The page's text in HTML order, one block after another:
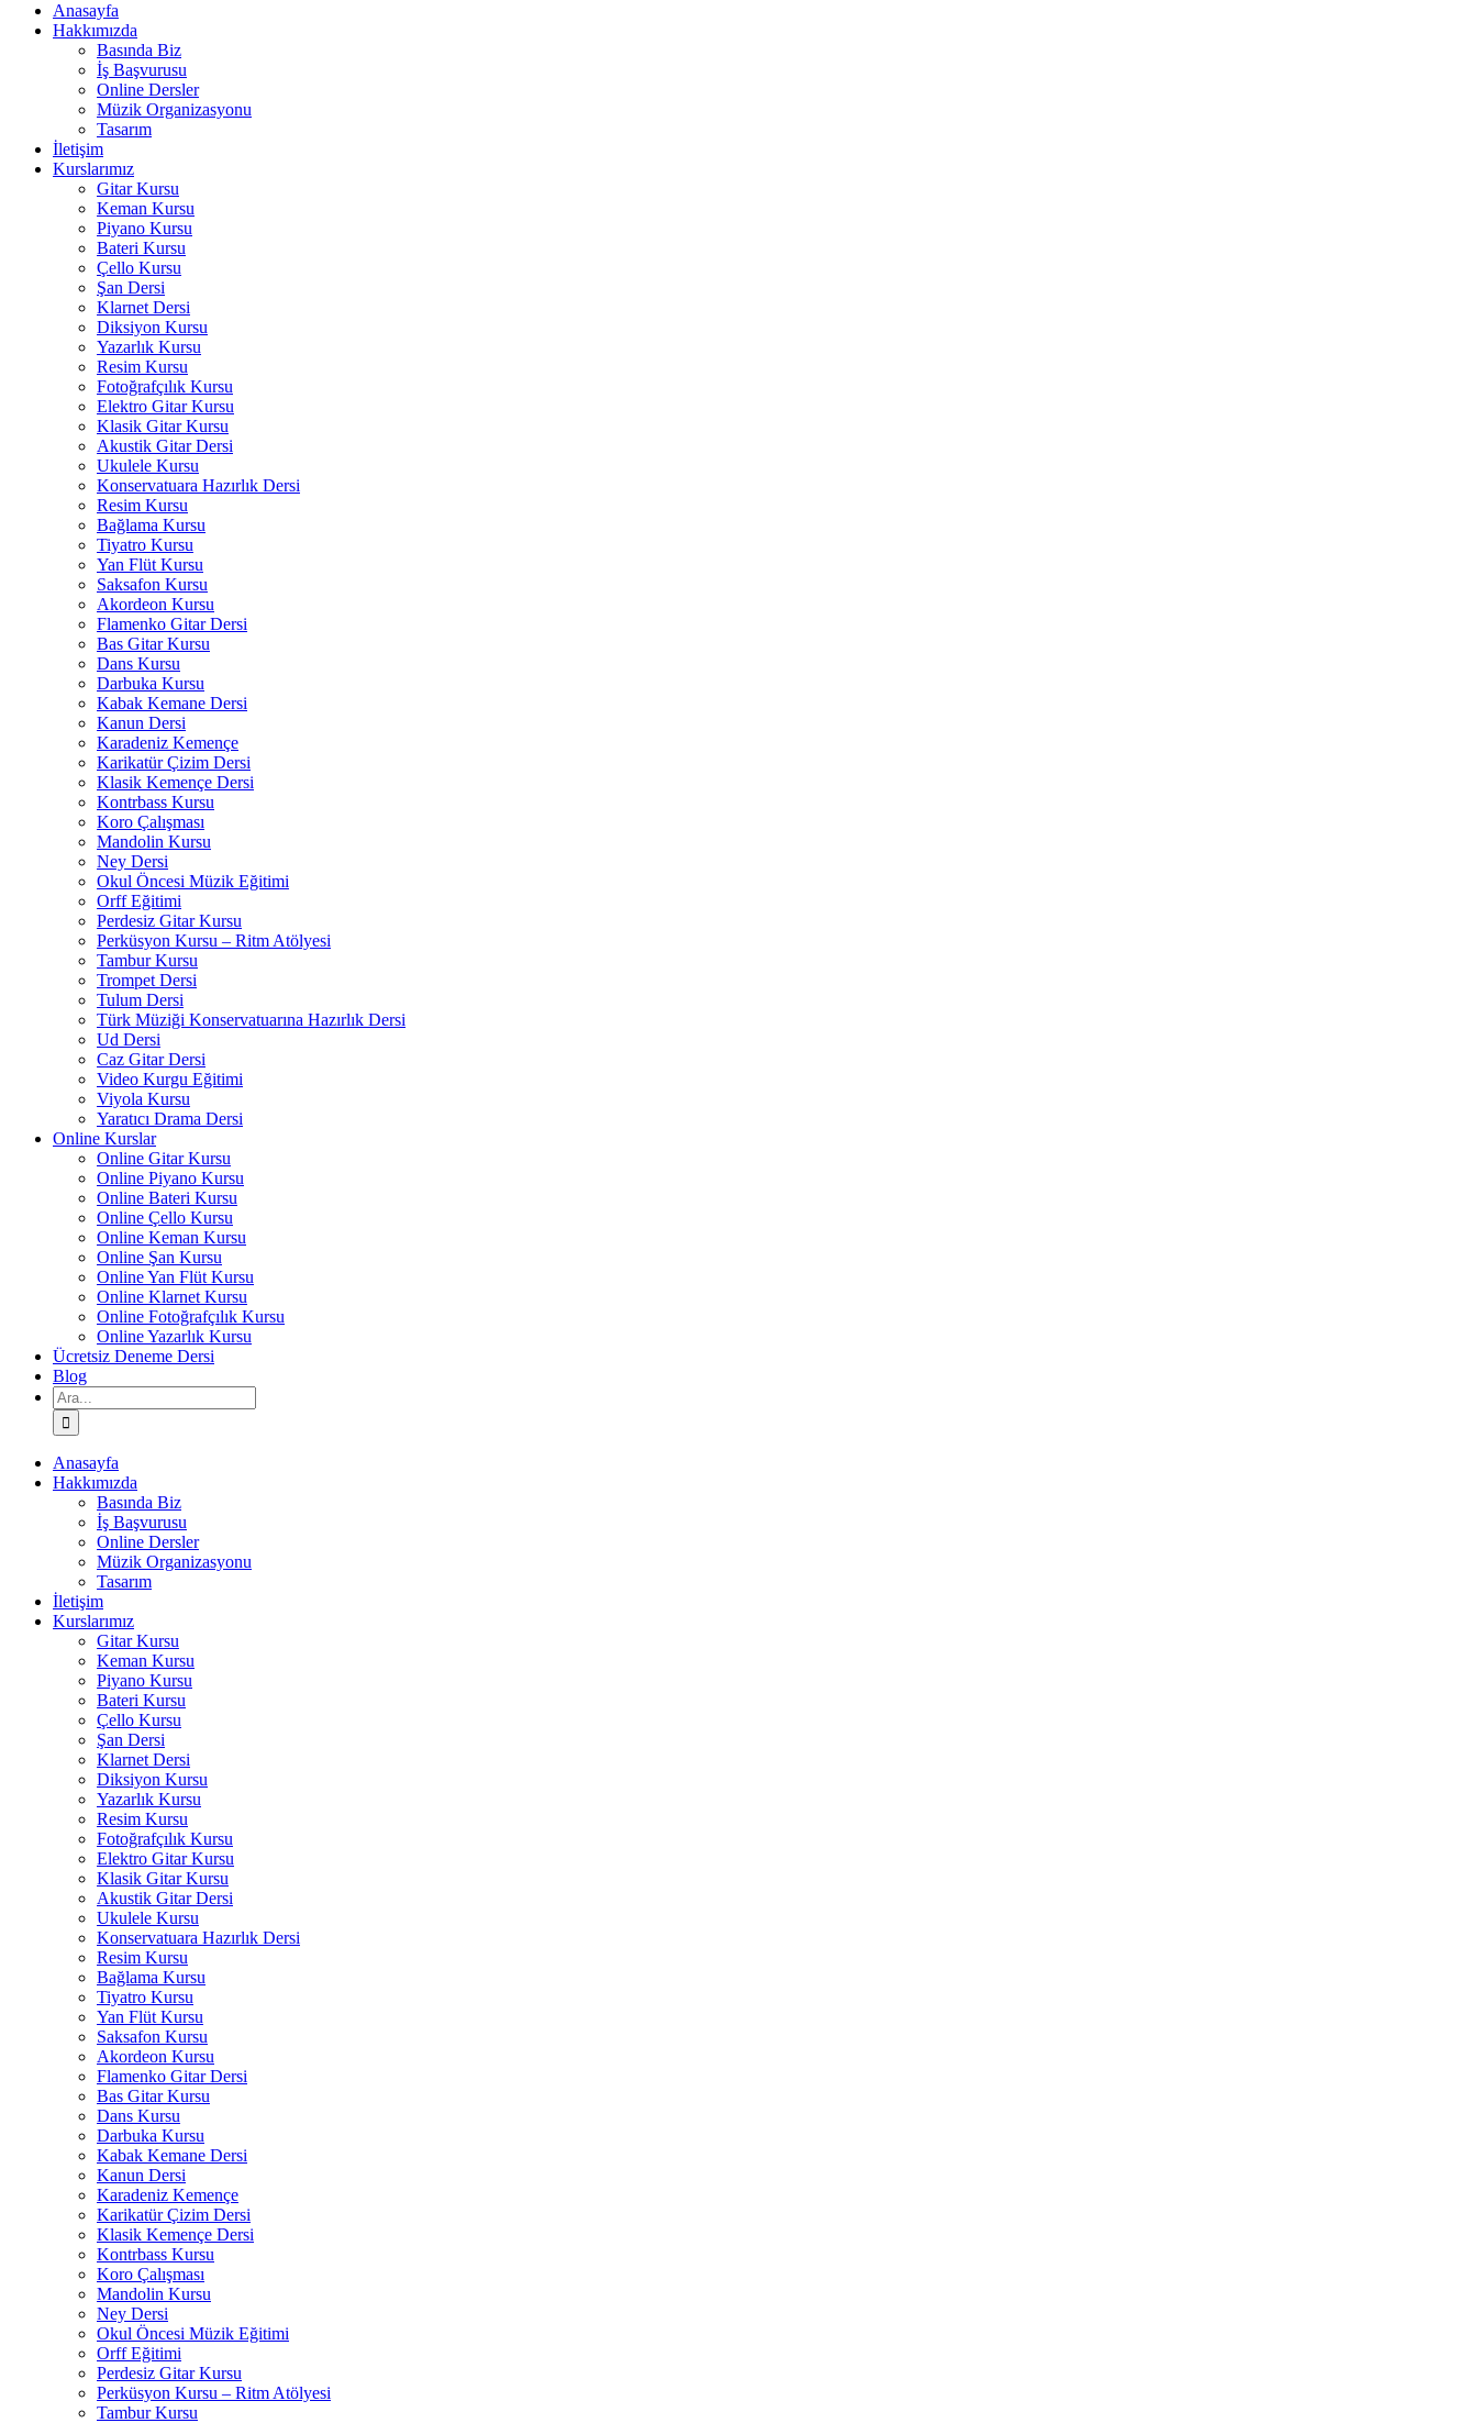
Anasayfa
Hakkımızda
Basında Biz
İş Başvurusu
Online Dersler
Müzik Organizasyonu
Tasarım
İletişim
Kurslarımız
Gitar Kursu
Keman Kursu
Piyano Kursu
Bateri Kursu
Çello Kursu
Şan Dersi
Klarnet Dersi
Diksiyon Kursu
Yazarlık Kursu
Resim Kursu
Fotoğrafçılık Kursu
Elektro Gitar Kursu
Klasik Gitar Kursu
Akustik Gitar Dersi
Ukulele Kursu
Konservatuara Hazırlık Dersi
Resim Kursu
Bağlama Kursu
Tiyatro Kursu
Yan Flüt Kursu
Saksafon Kursu
Akordeon Kursu
Flamenko Gitar Dersi
Bas Gitar Kursu
Dans Kursu
Darbuka Kursu
Kabak Kemane Dersi
Kanun Dersi
Karadeniz Kemençe
Karikatür Çizim Dersi
Klasik Kemençe Dersi
Kontrbass Kursu
Koro Çalışması
Mandolin Kursu
Ney Dersi
Okul Öncesi Müzik Eğitimi
Orff Eğitimi
Perdesiz Gitar Kursu
Perküsyon Kursu – Ritm Atölyesi
Tambur Kursu
Trompet Dersi
Tulum Dersi
Türk Müziği Konservatuarına Hazırlık Dersi
Ud Dersi
Caz Gitar Dersi
Video Kurgu Eğitimi
Viyola Kursu
Yaratıcı Drama Dersi
Online Kurslar
Online Gitar Kursu
Online Piyano Kursu
Online Bateri Kursu
Online Çello Kursu
Online Keman Kursu
Online Şan Kursu
Online Yan Flüt Kursu
Online Klarnet Kursu
Online Fotoğrafçılık Kursu
Online Yazarlık Kursu
Ücretsiz Deneme Dersi
Blog
Ara:
Anasayfa
Hakkımızda
Basında Biz
İş Başvurusu
Online Dersler
Müzik Organizasyonu
Tasarım
İletişim
Kurslarımız
Gitar Kursu
Keman Kursu
Piyano Kursu
Bateri Kursu
Çello Kursu
Şan Dersi
Klarnet Dersi
Diksiyon Kursu
Yazarlık Kursu
Resim Kursu
Fotoğrafçılık Kursu
Elektro Gitar Kursu
Klasik Gitar Kursu
Akustik Gitar Dersi
Ukulele Kursu
Konservatuara Hazırlık Dersi
Resim Kursu
Bağlama Kursu
Tiyatro Kursu
Yan Flüt Kursu
Saksafon Kursu
Akordeon Kursu
Flamenko Gitar Dersi
Bas Gitar Kursu
Dans Kursu
Darbuka Kursu
Kabak Kemane Dersi
Kanun Dersi
Karadeniz Kemençe
Karikatür Çizim Dersi
Klasik Kemençe Dersi
Kontrbass Kursu
Koro Çalışması
Mandolin Kursu
Ney Dersi
Okul Öncesi Müzik Eğitimi
Orff Eğitimi
Perdesiz Gitar Kursu
Perküsyon Kursu – Ritm Atölyesi
Tambur Kursu